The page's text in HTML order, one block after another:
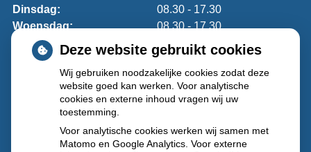
Dinsdag:
08.30 - 17.30
Woensdag:
08.30 - 17.30
Donderdag:
08.30 - 17.30
Vrijdag:
08.30 - 17.30
Lukt het niet om uw medicijnen tijdens openingstijden op
Meldt u zich dan aan voor onze afhaalautomaat.
Buiten onze openingstijden en op feestdagen
Deze website gebruikt cookies
Wij gebruiken noodzakelijke cookies zodat deze
website goed kan werken. Voor analytische
cookies en externe inhoud vragen wij uw
toestemming.
Voor analytische cookies werken wij samen met
Matomo en Google Analytics. Voor externe